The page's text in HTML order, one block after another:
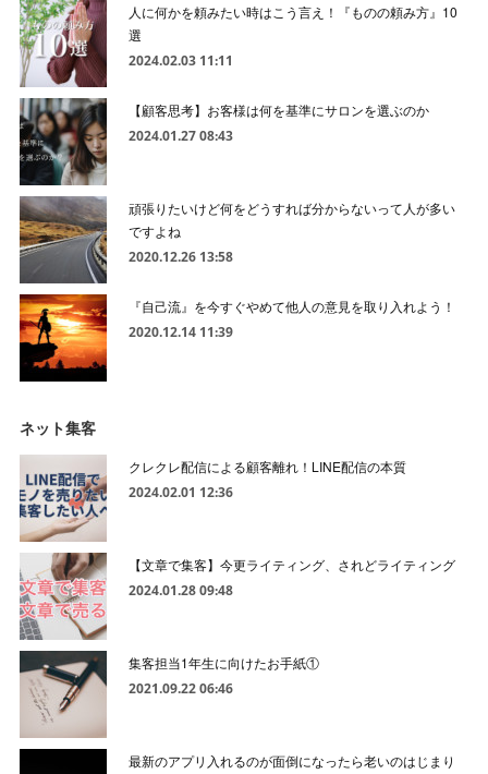
人に何かを頼みたい時はこう言え！『ものの頼み方』10
選
2024.02.03 11:11
【顧客思考】お客様は何を基準にサロンを選ぶのか
2024.01.27 08:43
頑張りたいけど何をどうすれば分からないって人が多い
ですよね
2020.12.26 13:58
『自己流』を今すぐやめて他人の意見を取り入れよう！
2020.12.14 11:39
ネット集客
クレクレ配信による顧客離れ！LINE配信の本質
2024.02.01 12:36
【文章で集客】今更ライティング、されどライティング
2024.01.28 09:48
集客担当1年生に向けたお手紙①
2021.09.22 06:46
最新のアプリ入れるのが面倒になったら老いのはじまり